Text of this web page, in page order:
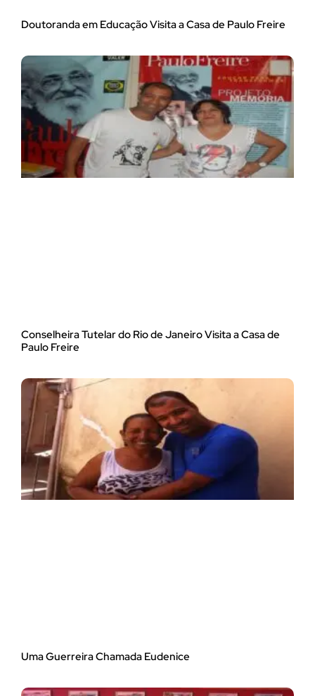
Doutoranda em Educação Visita a Casa de Paulo Freire
Conselheira Tutelar do Rio de Janeiro Visita a Casa de
Paulo Freire
Uma Guerreira Chamada Eudenice